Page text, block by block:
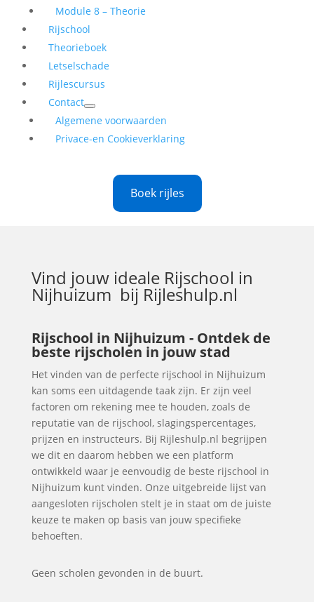
Module 8 – Theorie
Rijschool
Theorieboek
Letselschade
Rijlescursus
Contact
Algemene voorwaarden
Privace-en Cookieverklaring
Boek rijles
Vind jouw ideale Rijschool in
Nijhuizum bij Rijleshulp.nl
Rijschool in Nijhuizum - Ontdek de
beste rijscholen in jouw stad
Het vinden van de perfecte rijschool in Nijhuizum
kan soms een uitdagende taak zijn. Er zijn veel
factoren om rekening mee te houden, zoals de
reputatie van de rijschool, slagingspercentages,
prijzen en instructeurs. Bij Rijleshulp.nl begrijpen
we dit en daarom hebben we een platform
ontwikkeld waar je eenvoudig de beste rijschool in
Nijhuizum kunt vinden. Onze uitgebreide lijst van
aangesloten rijscholen stelt je in staat om de juiste
keuze te maken op basis van jouw specifieke
behoeften.
Geen scholen gevonden in de buurt.